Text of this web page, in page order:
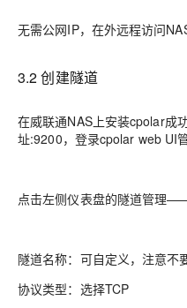
无需公网IP，在外远程访问
3.2 创建隧道
在威联通NAS上安装cpolar成
址:9200，登录cpolar web UI
点击左侧仪表盘的隧道管理
隧道名称：可自定义，注意不
协议类型：选择TCP